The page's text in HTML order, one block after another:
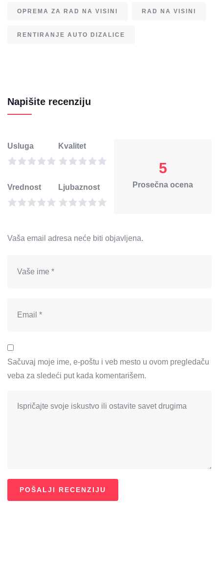
OPREMA ZA RAD NA VISINI RAD NA VISINI
RENTIRANJE AUTO DIZALICE
Napišite recenziju
Usluga Kvalitet
Vrednost Ljubaznost
5
Prosečna ocena
Vaša email adresa neće biti objavljena.
Sačuvaj moje ime, e-poštu i veb mesto u ovom pregledaču
veba za sledeći put kada komentarišem.